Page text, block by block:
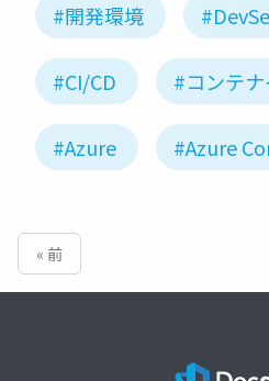
#開発環境
#CI/CD #コンテ
#Azure #Azure
« 前